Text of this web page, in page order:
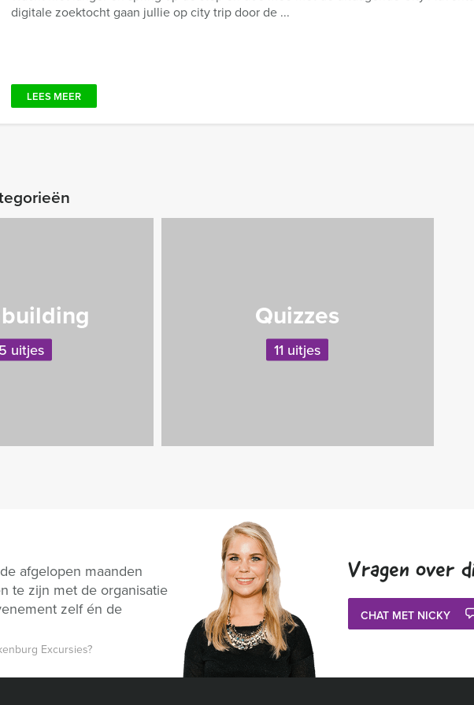
digitale zoektocht gaan jullie op city trip door de ...
LEES MEER
uitjes
Quizzes
11 uitjes
afgelopen maanden
te zijn met de organisatie
zelf én de
Excursies?
Vragen over
CHAT MET NICKY